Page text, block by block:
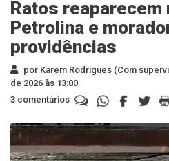
Ratos reaparecem
Petrolina e
providências
por Karem Rodrigues (Com
de 2026 às 13:00
3 comentários